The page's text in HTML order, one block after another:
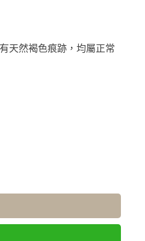
天然褐色痕跡，均屬正常